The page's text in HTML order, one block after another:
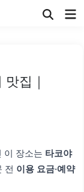
집｜
이 장소는 타코야
전 이용 요금·예약